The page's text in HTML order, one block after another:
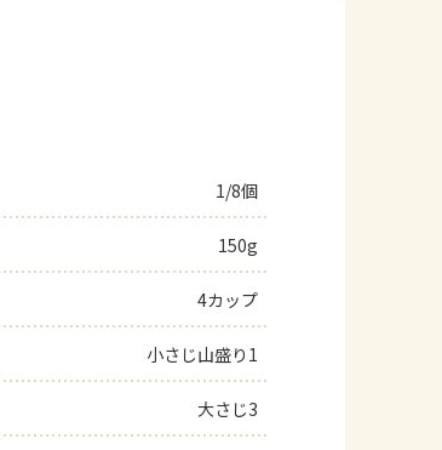
1/8個
150g
4カップ
小さじ山盛り1
大さじ3